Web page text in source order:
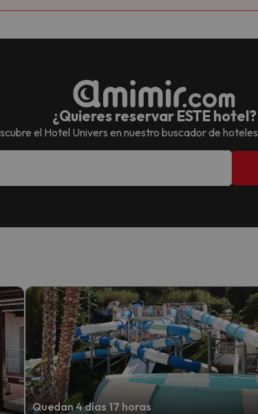
¿Quieres reservar ESTE hotel?
el Hotel Univers en nuestro buscador de hoteles
Quedan 4 días 17 horas